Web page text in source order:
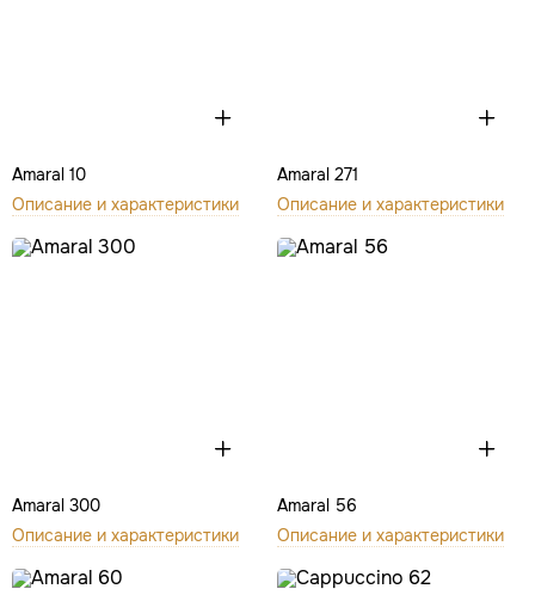
Amaral 10
Описание и характеристики
Amaral 271
Описание и характеристики
Amaral 300
Описание и характеристики
Amaral 56
Описание и характеристики